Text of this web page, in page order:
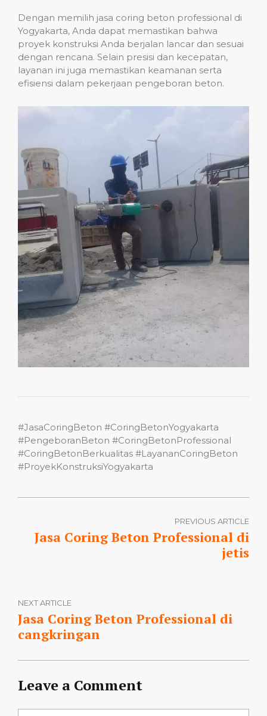
Dengan memilih jasa coring beton professional di
Yogyakarta, Anda dapat memastikan bahwa
proyek konstruksi Anda berjalan lancar dan sesuai
dengan rencana. Selain presisi dan kecepatan,
layanan ini juga memastikan keamanan serta
efisiensi dalam pekerjaan pengeboran beton.
#JasaCoringBeton #CoringBetonYogyakarta
#PengeboranBeton #CoringBetonProfessional
#CoringBetonBerkualitas #LayananCoringBeton
#ProyekKonstruksiYogyakarta
PREVIOUS ARTICLE
Jasa Coring Beton Professional di
jetis
NEXT ARTICLE
Jasa Coring Beton Professional di
cangkringan
Leave a Comment